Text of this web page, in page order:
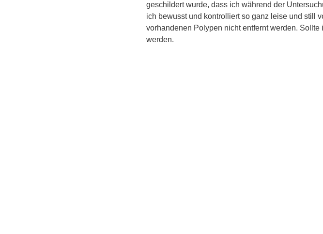
geschildert wurde, dass ich während der
ich bewusst und kontrolliert so ganz leise und still
vorhandenen Polypen nicht entfernt werden.
werden.